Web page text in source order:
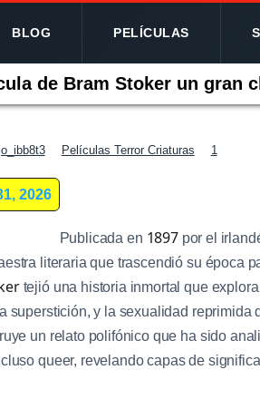
BLOG PELÍCULAS
de Bram Stoker un gran
Películas Terror Criaturas 1
2026
Publicada en 1897por el
literaria que trascendió su época
tejió una historia inmortal que
superstición, y la sexualidad reprimida
un relato polifónico que ha sido
queer, revelando capas de